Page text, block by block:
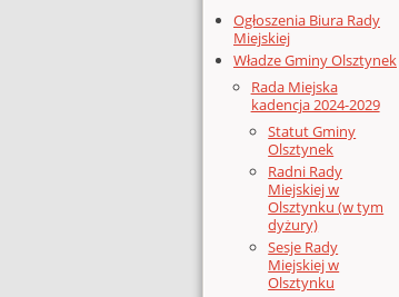
Ogłoszenia Biura Rady
Miejskiej
Władze Gminy Olsztynek
Rada Miejska
kadencja 2024-2029
Statut Gminy
Olsztynek
Radni Rady
Miejskiej w
Olsztynku (w tym
dyżury)
Sesje Rady
Miejskiej w
Olsztynku